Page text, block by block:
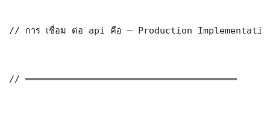
// การ เชื่อม ต่อ api คือ — Production
// ═══════════════════════════════════════